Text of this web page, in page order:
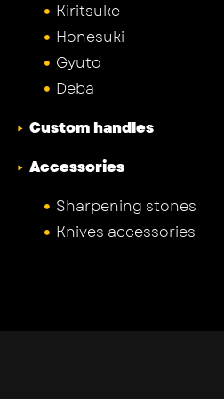
Kiritsuke
Honesuki
Gyuto
Deba
Custom handles
Accessories
Sharpening stones
Knives accessories